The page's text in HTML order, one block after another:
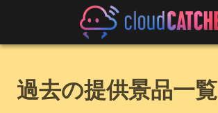
過去の提供景品一覧